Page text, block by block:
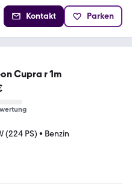
Kontakt Parken
Cupra r 1m
(224 PS) • Benzin